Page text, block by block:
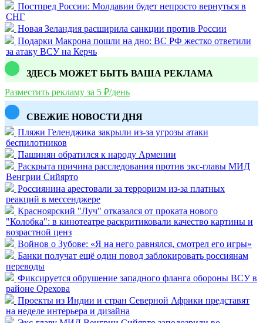
Постпред России: Молдавии будет непросто вернуться в
СНГ
Новая Зеландия расширила санкции против России
Подарки Макрона пошли на дно: ВС РФ жестко ответили
за атаку ВСУ на Керчь
ЗДЕСЬ МОЖЕТ БЫТЬ ВАША РЕКЛАМА
Разместить рекламу за 5 ₽/день
СВЕЖИЕ НОВОСТИ ДНЯ
Пляжи Геленджика закрыли из-за угрозы атаки
беспилотников
Пашинян обратился к народу Армении
Раскрыта причина расследования против экс-главы МИД
Венгрии Сийярто
Россиянина арестовали за терроризм из-за платных
реакций в мессенджере
Красноярский "Луч" отказался от проката нового
"Колобка": в кинотеатре раскритиковали качество картины и
возрастной ценз
Войнов о Зубове: «Я на него равнялся, смотрел его игры»
Банки получат ещё один повод заблокировать россиянам
переводы
Фиксируется обрушение западного фланга обороны ВСУ в
районе Орехова
Проекты из Индии и стран Северной Африки представят
на неделе интерьера и дизайна